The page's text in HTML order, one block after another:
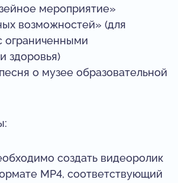
мероприятие»
возможностей» (для
ограниченными
здоровья)
о музее образовательной
создать видеоролик
MP4, соответствующий